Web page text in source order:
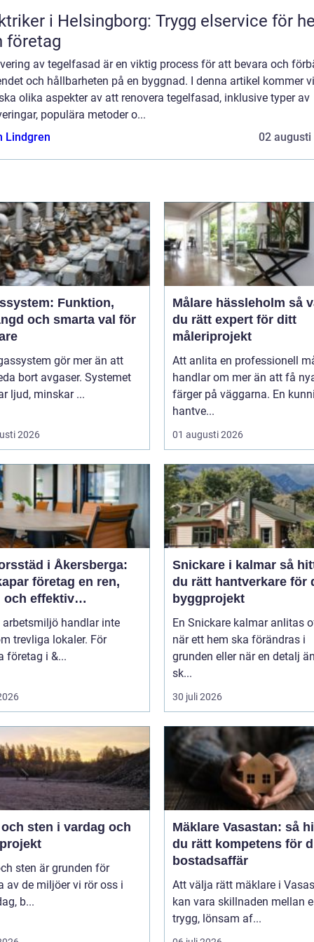
i Helsingborg: Trygg elservice för
företag
av tegelfasad är en viktig process för att bevara och
och hållbarheten på en byggnad. I denna artikel kommer
olika aspekter av att renovera tegelfasad, inklusive typer av
populära metoder o...
Lindgren
02 augusti
Funktion,
och smarta val för
gör mer än att
bort avgaser. Systemet
ljud, minskar ...
2026
Målare hässleholm så väljer
du rätt expert för ditt
måleriprojekt
Att anlita en professionell
handlar om mer än att få
färger på väggarna. En
hantve...
01 augusti 2026
i Åkersberga:
företag en ren,
och effektiv
arbetsmiljö handlar inte
trevliga lokaler. För
företag i &...
Snickare i kalmar så hittar
du rätt hantverkare för
byggprojekt
En Snickare kalmar anlitas
när ett hem ska förändras i
grunden eller när en detalj äntligen
sk...
30 juli 2026
sten i vardag och
sten är grunden för
av de miljöer vi rör oss i
b...
Mäklare Vasastan: så
du rätt kompetens för
bostadsaffär
Att välja rätt mäklare i
kan vara skillnaden mellan
trygg, lönsam af...